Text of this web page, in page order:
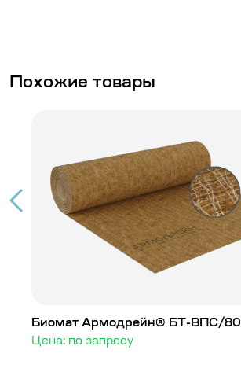
Похожие товары
Биомат Армодрейн® БТ-ВПС/80
Цена: по запросу